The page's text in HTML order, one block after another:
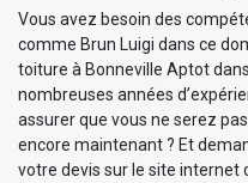
Vous avez besoin des
comme Brun Luigi dans ce
toiture à Bonneville Aptot
nombreuses années
assurer que vous ne serez
encore maintenant ? Et
votre devis sur le site internet